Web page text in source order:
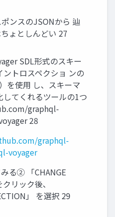
ンスのJSONから 辿
ょとしんどい 27
SDL形式のスキー
ントロスペクショ ンの
を使⽤ し、スキーマ
してくれるツールの1つ
graphql-
28
graphql-
voyager
る② 「CHANGE
リック後、
」 を選択 29